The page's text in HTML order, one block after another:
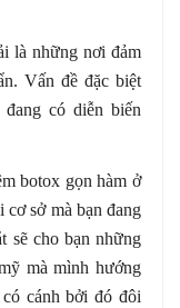
là những nơi đảm
Vấn đề đặc biệt
có diễn biến
botox gọn hàm ở
cơ sở mà bạn đang
sẽ cho bạn những
mà mình hướng
cánh bởi đó đôi